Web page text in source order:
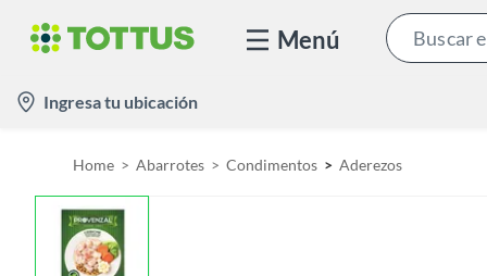
Menú
Ingresa tu ubicación
Home Abarrotes Condimentos Aderezos